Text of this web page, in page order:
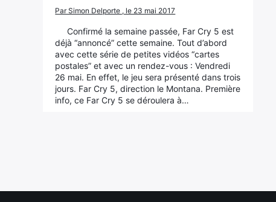
Par Simon Delporte , le 23 mai 2017
Confirmé la semaine passée, Far Cry 5 est
déjà “annoncé” cette semaine. Tout d’abord
avec cette série de petites vidéos “cartes
postales” et avec un rendez-vous : Vendredi
26 mai. En effet, le jeu sera présenté dans trois
jours. Far Cry 5, direction le Montana. Première
info, ce Far Cry 5 se déroulera à…